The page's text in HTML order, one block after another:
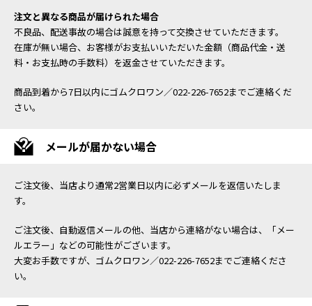
注文と異なる商品が届けられた場合
不良品、配送事故の場合は誠意を持って交換させていただきます。
在庫が無い場合、お客様がお支払いいただいた金額（商品代金・送
料・お支払時の手数料）を返金させていただきます。
商品到着から7日以内にゴムクロワン／022-226-7652までご連絡くだ
さい。
メールが届かない場合
ご注文後、当店より通常2営業日以内に必ずメールを返信いたしま
す。
ご注文後、自動返信メールの他、当店から連絡がない場合は、「メー
ルエラー」などの可能性がございます。
大変お手数ですが、ゴムクロワン／022-226-7652までご連絡くださ
い。